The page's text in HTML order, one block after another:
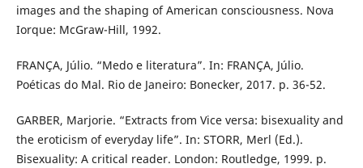
images and the shaping of American consciousness. Nova
Iorque: McGraw-Hill, 1992.
FRANÇA, Júlio. “Medo e literatura”. In: FRANÇA, Júlio.
Poéticas do Mal. Rio de Janeiro: Bonecker, 2017. p. 36-52.
GARBER, Marjorie. “Extracts from Vice versa: bisexuality and
the eroticism of everyday life”. In: STORR, Merl (Ed.).
Bisexuality: A critical reader. London: Routledge, 1999. p.